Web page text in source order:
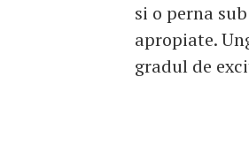
si o perna
apropiate.
gradul de